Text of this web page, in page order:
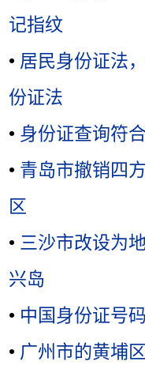
记指纹
• 居民身份证法
份证法
• 身份证查询符
• 青岛市撤销四
区
• 三沙市改设为
兴岛
• 中国身份证号
• 广州市的黄埔